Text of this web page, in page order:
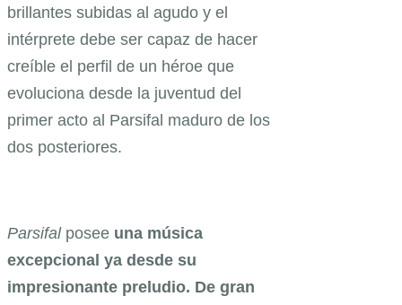
brillantes subidas al agudo y el
intérprete debe ser capaz de hacer
creíble el perfil de un héroe que
evoluciona desde la juventud del
primer acto al Parsifal maduro de los
dos posteriores.
Parsifalposee una música
excepcional ya desde su
impresionante preludio. De gran